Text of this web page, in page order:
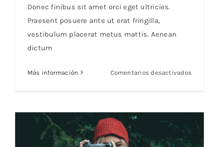
Donec finibus sit amet orci eget ultricies.
Praesent posuere ante ut erat fringilla,
vestibulum placerat metus mattis. Aenean
dictum
Más información Comentarios desactivados